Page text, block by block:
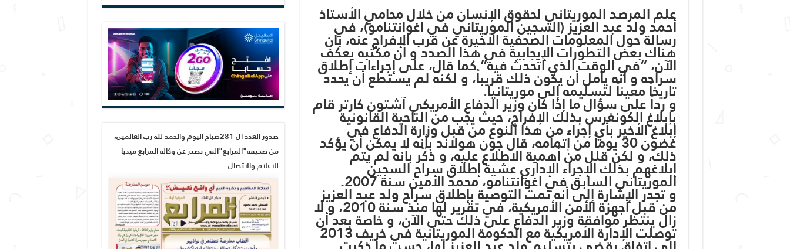
علم المرصد الموريتاني لحقوق الإنسان من خلال محامي الأستاذ
أحمد ولد عبد العزيز (السجين الموريتاني في اغوانتنامو)، في
رسالة حول المعلومات الصحفية الأخيرة عن قرب الإفراج عنه، بأن
هناك بعض التطورات الإيجابية في هذا الصدد و أن مكتبه يعكف
الآن، “في الوقت الذي أتحدث فيه” كما قال، على إجراءات إطلاق
سراحه و أنه يأمل أن يكون ذلك قريباً، و لكنه لم يستطع أن يحدد
تاريخاً معيناً لتسليمه إلى موريتانيا.
و رداً على سؤال ما إذا كان وزير الدفاع الأمريكي آشتون كارتر قام
بإبلاغ الكونغرس بذلك الإفراج، حيث يجب من الناحية القانونية
إبلاغ الأخير بأي إجراء من هذا النوع من قبل وزارة الدفاع في
غضون 30 يوماً من إتمامه، قال جون هولاند بأنه لا يمكن أن يؤكد
ذلك، و لكن قلل من أهمية الاطلاع عليه، و ذكّر بأنه لم يتم
إبلاغهم بذلك الإجراء الإداري عشية إطلاق سراح السجين
الموريتاني السابق في اغوانتنامو، محمد الأمين سنة 2007.
و تجدر الإشارة إلى أنه تمت التوصية بإطلاق سراح ولد عبد العزيز
من قبل أجهزة الأمن الأمريكية، في تقرير لها منذ سنة 2010، و لا
زال ينتظر موافقة وزير الدفاع على ذلك حتى الآن، و خاصة بعد أن
توصلت الإدارة الأمريكية مع الحكومة الموريتانية في خريف 2013
صدور العدد ال 281صباح اليوم والحمد لله رب العالمين،
من صحيفة"المرابع"التي تصدر عن وكالة المرابع ميديا
للإعلام والاتصال